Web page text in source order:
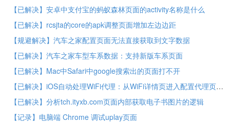
【已解决】安卓中支付宝的蚂蚁森林页面的activity名称是什么
【已解决】rcsjta的core的apk调整页面增加左边边距
【规避解决】汽车之家配置页面无法直接获取到文字数据
【已解决】汽车之家车型车系数据：支持新版车系页面
【已解决】Mac中Safari中google搜索出的页面打不开
【已解决】iOS自动处理WiFi代理：从WiFi详情页进入配置代理页面
【已解决】分析tch.ityxb.com页面内部获取电子书图片的逻辑
【记录】电脑端 Chrome 调试uplay页面